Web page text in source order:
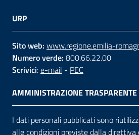
URP
Sito web: www.regione.emilia-
Numero verde: 800.66.22.00
Scrivici:e-mail - PEC
AMMINISTRAZIONE TRASPARENTE
I dati personali pubblicati sono
alle condizioni previste dalla direttiva